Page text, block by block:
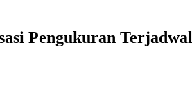
Pengukuran Terjadwal